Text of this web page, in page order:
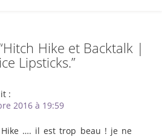
Hitch Hike et Backtalk |
Lipsticks.”
:
2016 à 19:59
…. il est trop beau ! je ne